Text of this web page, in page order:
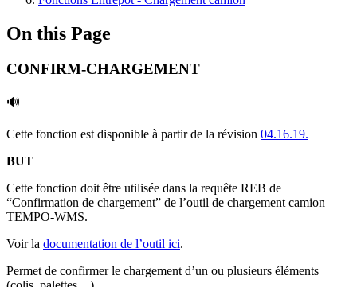
On this Page
CONFIRM-CHARGEMENT
🔊
Cette fonction est disponible à partir de la révision 04.16.19.
BUT
Cette fonction doit être utilisée dans la requête REB de
“Confirmation de chargement” de l’outil de chargement camion
TEMPO-WMS.
Voir la documentation de l’outil ici.
Permet de confirmer le chargement d’un ou plusieurs éléments